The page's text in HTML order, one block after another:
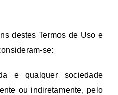
destes Termos de Uso e
se:
e qualquer sociedade
ou indiretamente, pelo